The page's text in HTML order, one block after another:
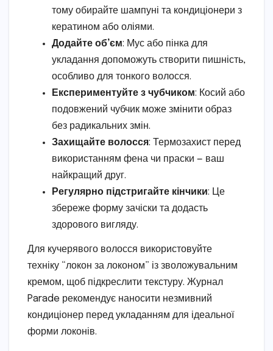
тому обирайте шампуні та кондиціонери з
кератином або оліями.
Додайте об’єм: Мус або пінка для
укладання допоможуть створити пишність,
особливо для тонкого волосся.
Експериментуйте з чубчиком: Косий або
подовжений чубчик може змінити образ
без радикальних змін.
Захищайте волосся: Термозахист перед
використанням фена чи праски — ваш
найкращий друг.
Регулярно підстригайте кінчики: Це
збереже форму зачіски та додасть
здорового вигляду.
Для кучерявого волосся використовуйте
техніку “локон за локоном” із зволожувальним
кремом, щоб підкреслити текстуру. Журнал
Parade рекомендує наносити незмивний
кондиціонер перед укладанням для ідеальної
форми локонів.